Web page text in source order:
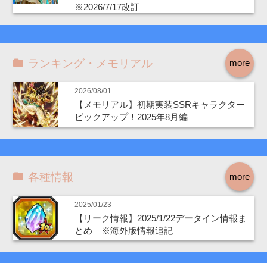
※2026/7/17改訂
more
ランキング・メモリアル
2026/08/01
【メモリアル】初期実装SSRキャラクター
ピックアップ！2025年8月編
more
各種情報
2025/01/23
【リーク情報】2025/1/22データイン情報ま
とめ ※海外版情報追記